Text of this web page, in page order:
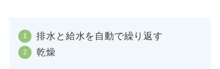
排水と給水を自動で繰り返す
乾燥